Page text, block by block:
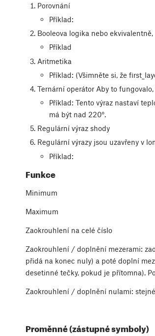
Porovnání
Příklad:
Booleova logika nebo ekvivalentně,
Příklad
Aritmetika
Příklad: (Všimněte si, že
Ternární operátor Aby to
Příklad: Tento výraz nastaví
má být nad 220°.
Regulární výraz shody
Regulární výrazy jsou uzavřeny v
Příklad:
Funkce
Minimum
Maximum
Zaokrouhlení na celé číslo
Zaokrouhlení / doplnění mezerami:
přidá na konec nuly) a poté doplní
desetinné tečky, pokud je přítomna).
Zaokrouhlení / doplnění nulami:
Proměnné (zástupné symboly)